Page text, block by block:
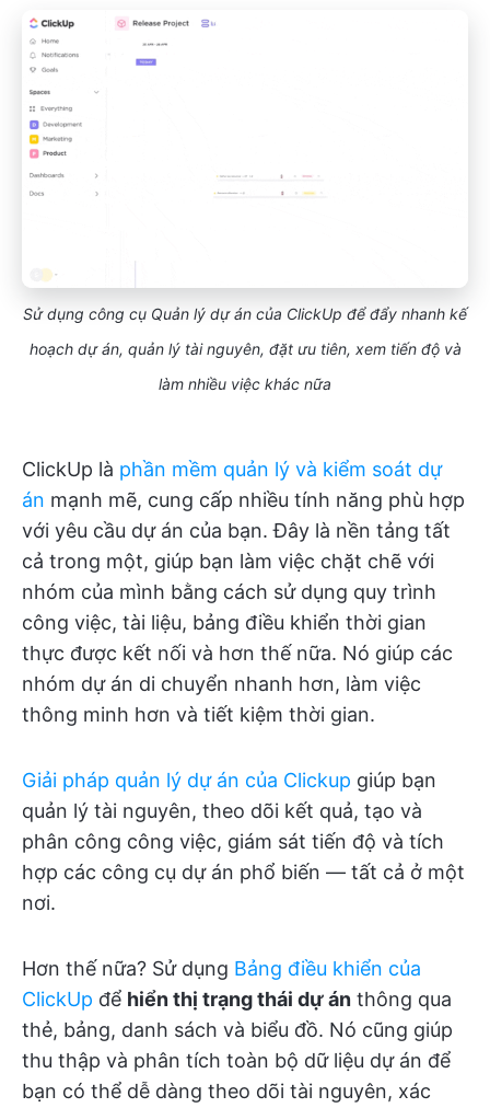
Sử dụng công cụ Quản lý dự án của ClickUp để đẩy nhanh kế
hoạch dự án, quản lý tài nguyên, đặt ưu tiên, xem tiến độ và
làm nhiều việc khác nữa
ClickUp là phần mềm quản lý và kiểm soát dự
án mạnh mẽ, cung cấp nhiều tính năng phù hợp
với yêu cầu dự án của bạn. Đây là nền tảng tất
cả trong một, giúp bạn làm việc chặt chẽ với
nhóm của mình bằng cách sử dụng quy trình
công việc, tài liệu, bảng điều khiển thời gian
thực được kết nối và hơn thế nữa. Nó giúp các
nhóm dự án di chuyển nhanh hơn, làm việc
thông minh hơn và tiết kiệm thời gian.
Giải pháp quản lý dự án của Clickup giúp bạn
quản lý tài nguyên, theo dõi kết quả, tạo và
phân công công việc, giám sát tiến độ và tích
hợp các công cụ dự án phổ biến — tất cả ở một
nơi.
Hơn thế nữa? Sử dụng Bảng điều khiển của
ClickUp để hiển thị trạng thái dự án thông qua
thẻ, bảng, danh sách và biểu đồ. Nó cũng giúp
thu thập và phân tích toàn bộ dữ liệu dự án để
bạn có thể dễ dàng theo dõi tài nguyên, xác